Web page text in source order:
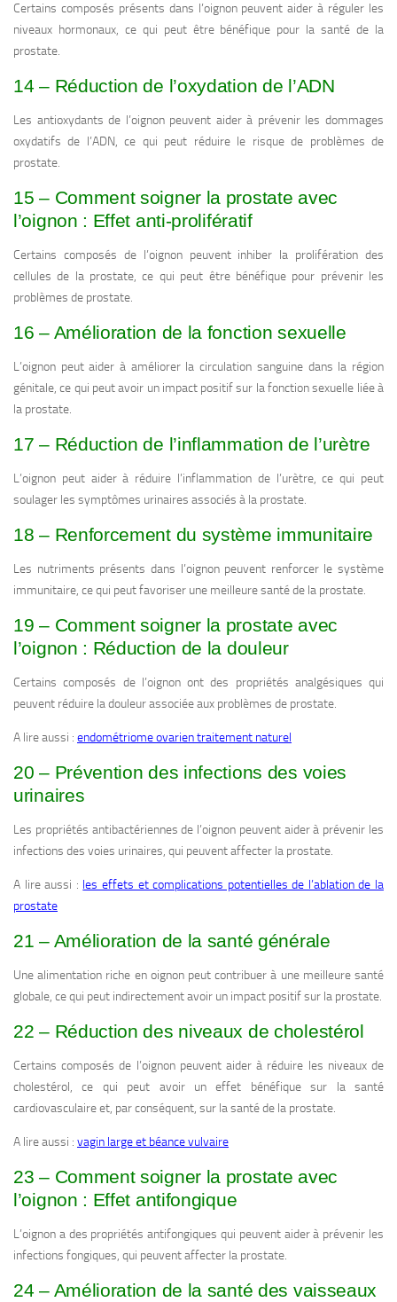
Certains composés présents dans l’oignon peuvent aider à réguler les
niveaux hormonaux, ce qui peut être bénéfique pour la santé de la
prostate.
14 – Réduction de l’oxydation de l’ADN
Les antioxydants de l’oignon peuvent aider à prévenir les dommages
oxydatifs de l’ADN, ce qui peut réduire le risque de problèmes de
prostate.
15 – Comment soigner la prostate avec
l’oignon : Effet anti-prolifératif
Certains composés de l’oignon peuvent inhiber la prolifération des
cellules de la prostate, ce qui peut être bénéfique pour prévenir les
problèmes de prostate.
16 – Amélioration de la fonction sexuelle
L’oignon peut aider à améliorer la circulation sanguine dans la région
génitale, ce qui peut avoir un impact positif sur la fonction sexuelle liée à
la prostate.
17 – Réduction de l’inflammation de l’urètre
L’oignon peut aider à réduire l’inflammation de l’urètre, ce qui peut
soulager les symptômes urinaires associés à la prostate.
18 – Renforcement du système immunitaire
Les nutriments présents dans l’oignon peuvent renforcer le système
immunitaire, ce qui peut favoriser une meilleure santé de la prostate.
19 – Comment soigner la prostate avec
l’oignon : Réduction de la douleur
Certains composés de l’oignon ont des propriétés analgésiques qui
peuvent réduire la douleur associée aux problèmes de prostate.
A lire aussi : endométriome ovarien traitement naturel
20 – Prévention des infections des voies
urinaires
Les propriétés antibactériennes de l’oignon peuvent aider à prévenir les
infections des voies urinaires, qui peuvent affecter la prostate.
A lire aussi : les effets et complications potentielles de l’ablation de la
prostate
21 – Amélioration de la santé générale
Une alimentation riche en oignon peut contribuer à une meilleure santé
globale, ce qui peut indirectement avoir un impact positif sur la prostate.
22 – Réduction des niveaux de cholestérol
Certains composés de l’oignon peuvent aider à réduire les niveaux de
cholestérol, ce qui peut avoir un effet bénéfique sur la santé
cardiovasculaire et, par conséquent, sur la santé de la prostate.
A lire aussi : vagin large et béance vulvaire
23 – Comment soigner la prostate avec
l’oignon : Effet antifongique
L’oignon a des propriétés antifongiques qui peuvent aider à prévenir les
infections fongiques, qui peuvent affecter la prostate.
24 – Amélioration de la santé des vaisseaux